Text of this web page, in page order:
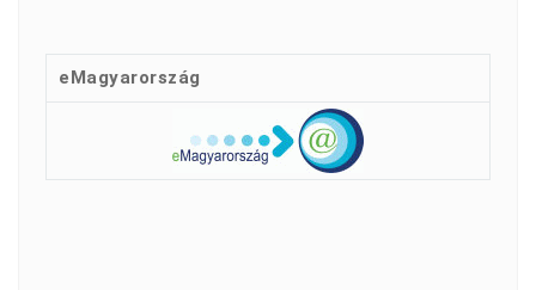
eMagyarország